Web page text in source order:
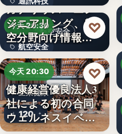
47
る…
航空安全
今天 20:30
航空安全
497
ガデリウス・エン
ジニアリング、航
空分野向け情報サ
イト「…
♡
今天 20:30
企業健康
120
健康経営優良法人3
社による初の合同
ウェルネスイベン
♡